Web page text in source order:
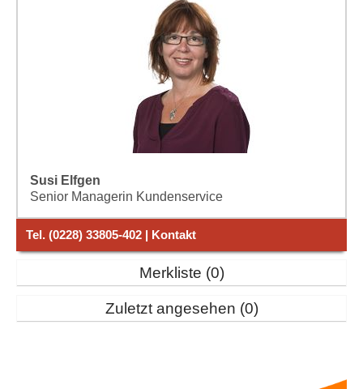
Susi Elfgen
Senior Managerin Kundenservice
Tel. (0228) 33805-402 | Kontakt
Merkliste 0
Zuletzt angesehen 0